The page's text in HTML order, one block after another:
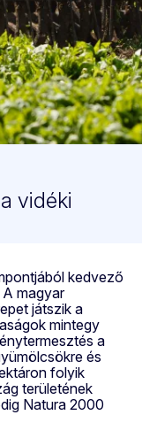
vidéki
kedvező
magyar
játszik a
mintegy
a
és
folyik
területének
Natura 2000